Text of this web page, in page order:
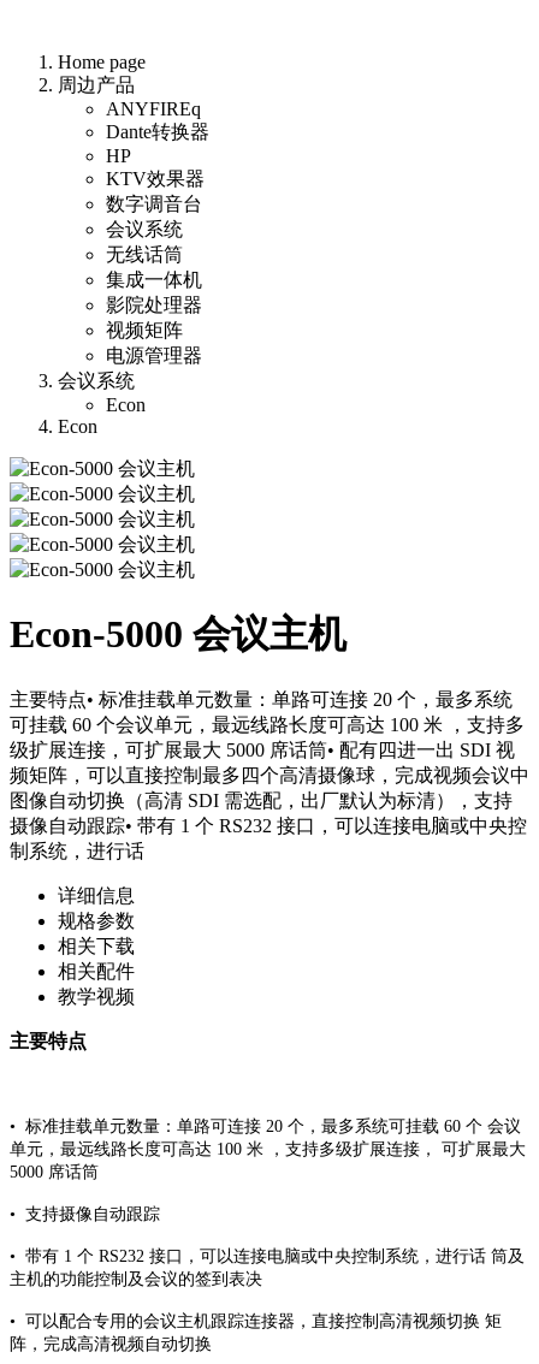
Home page
周边产品
ANYFIREq
Dante转换器
HP
KTV效果器
数字调音台
会议系统
无线话筒
集成一体机
影院处理器
视频矩阵
电源管理器
会议系统
Econ
Econ
Econ‐5000 会议主机
主要特点• 标准挂载单元数量：单路可连接 20 个，最多系统
可挂载 60 个会议单元，最远线路长度可高达 100 米 ，支持多
级扩展连接，可扩展最大 5000 席话筒• 配有四进一出 SDI 视
频矩阵，可以直接控制最多四个高清摄像球，完成视频会议中
图像自动切换（高清 SDI 需选配，出厂默认为标清），支持
摄像自动跟踪• 带有 1 个 RS232 接口，可以连接电脑或中央控
制系统，进行话
详细信息
规格参数
相关下载
相关配件
教学视频
主要特点
• 标准挂载单元数量：单路可连接 20 个，最多系统可挂载 60 个 会议
单元，最远线路长度可高达 100 米 ，支持多级扩展连接， 可扩展最大
5000 席话筒
• 支持摄像自动跟踪
• 带有 1 个 RS232 接口，可以连接电脑或中央控制系统，进行话 筒及
主机的功能控制及会议的签到表决
• 可以配合专用的会议主机跟踪连接器，直接控制高清视频切换 矩
阵，完成高清视频自动切换